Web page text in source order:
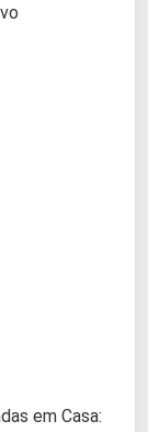
em Casa: